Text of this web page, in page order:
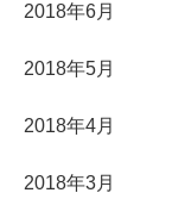
2018年6月
2018年5月
2018年4月
2018年3月